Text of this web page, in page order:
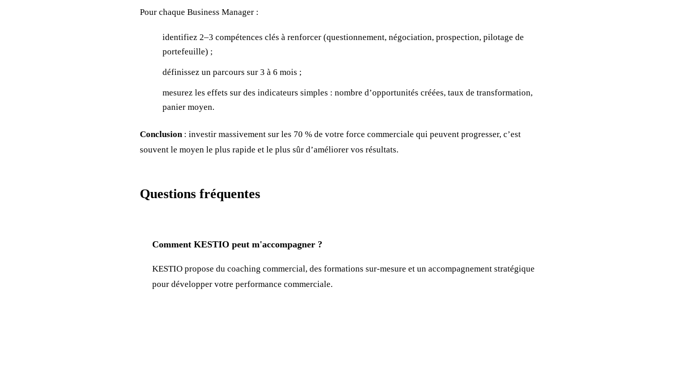
Pour chaque Business Manager :
identifiez 2–3 compétences clés à renforcer (questionnement, négociation, prospection, pilotage de
portefeuille) ;
définissez un parcours sur 3 à 6 mois ;
mesurez les effets sur des indicateurs simples : nombre d’opportunités créées, taux de transformation,
panier moyen.
Conclusion : investir massivement sur les 70 % de votre force commerciale qui peuvent progresser, c’est
souvent le moyen le plus rapide et le plus sûr d’améliorer vos résultats.
Questions fréquentes
Comment KESTIO peut m'accompagner ?
KESTIO propose du coaching commercial, des formations sur-mesure et un accompagnement stratégique
pour développer votre performance commerciale.